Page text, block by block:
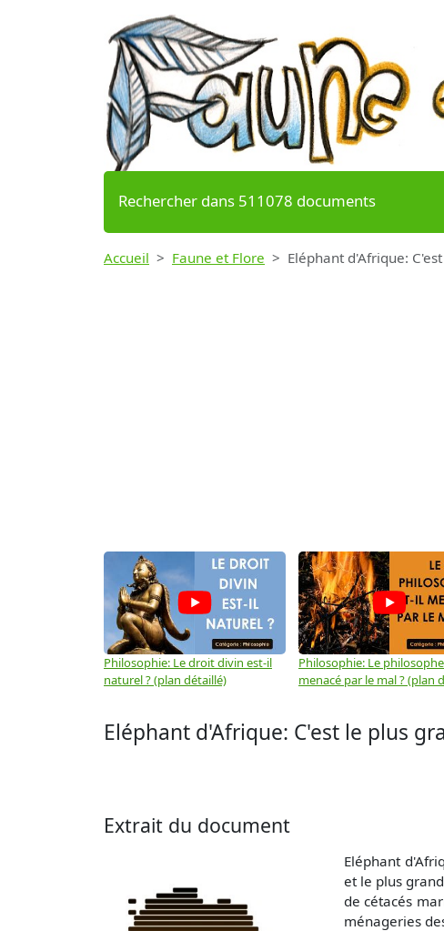
Rechercher dans 511078 documents
Accueil Faune et Flore Eléphant d'Afrique:
Philosophie: Le droit divin est-il
naturel ? (plan détaillé)
Philosophie: Le
menacé par le mal ? (plan
Eléphant d'Afrique: C'est le plus
Extrait du document
Eléphant
et le plus
de cétacés
ménageries